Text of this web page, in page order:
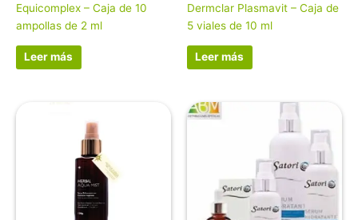
Equicomplex – Caja de 10
ampollas de 2 ml
Leer más
Dermclar Plasmavit – Caja de
5 viales de 10 ml
Leer más